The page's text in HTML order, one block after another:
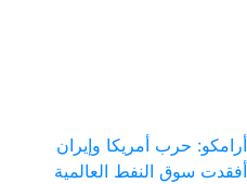
أرامكو: حرب أمريكا وإيران
أفقدت سوق النفط العالمية